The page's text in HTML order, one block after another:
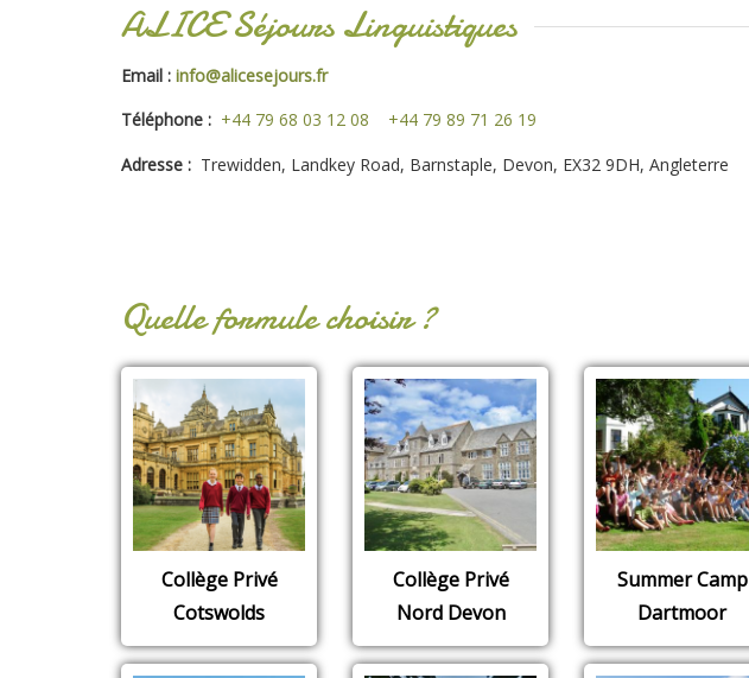
ALICE Séjours Linguistiques
Email : info@alicesejours.fr
Téléphone : +44 79 68 03 12 08
+44 79 89 71 26 19
Adresse : Trewidden, Landkey Road, Barnstaple, Devon, EX32 9DH, Angleterre
Quelle formule choisir ?
Collège Privé
Cotswolds
Collège Privé
Nord Devon
Summer Camp
Dartmoor